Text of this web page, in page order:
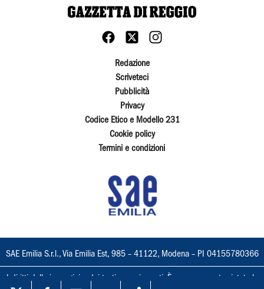
Redazione
Scriveteci
Pubblicità
Privacy
Codice Etico e Modello 231
Cookie policy
Termini e condizioni
SAE Emilia S.r.l., Via Emilia Est, 985 – 41122, Modena – PI 04155780366
I diritti delle immagini e dei testi sono riservati. È espressamente vietata la